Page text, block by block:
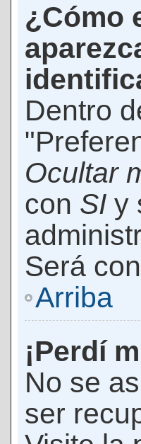
¿Cómo
Dentro
Ocultar
con SI y
Será
Arriba
¡Perdí
No se
ser